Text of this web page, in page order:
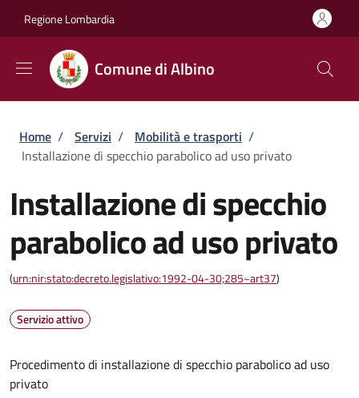
Regione Lombardia
Comune di Albino
Briciole di pane
Home / Servizi / Mobilità e trasporti /
Installazione di specchio parabolico ad uso privato
Installazione di specchio
parabolico ad uso privato
(urn:nir:stato:decreto.legislativo:1992-04-30;285~art37)
Servizio attivo
Procedimento di installazione di specchio parabolico ad uso
privato